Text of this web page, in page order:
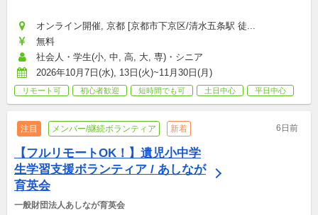
オンライン開催, 京都 [京都市下京区/清水五条駅 徒...
無料
社会人・学生(小, 中, 高, 大, 専)・シニア
2026年10月7日(水), 13日(火)~11月30日(月)
リモート可 初心者歓迎 短時間でも可 土日中心 平日中心
注目 メンバー/継続ボランティア 新着 6日前
【フルリモートOK！】遺児小中学
生学習支援ボランティア / あしなが
育英会
一般財団法人あしなが育英会